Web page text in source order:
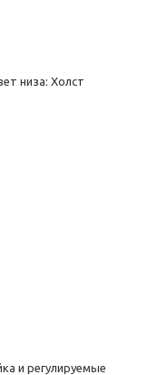
низа: Холст
и регулируемые